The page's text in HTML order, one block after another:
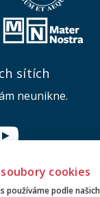
sítích
neunikne.
cookies
používáme podle našich